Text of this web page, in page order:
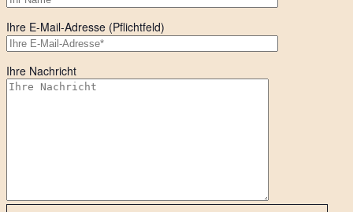
Ihre E-Mail-Adresse (Pflichtfeld)
Ihre Nachricht